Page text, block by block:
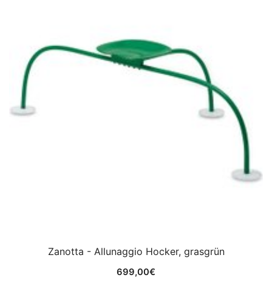
Zanotta - Allunaggio Hocker, grasgrün
699,00€